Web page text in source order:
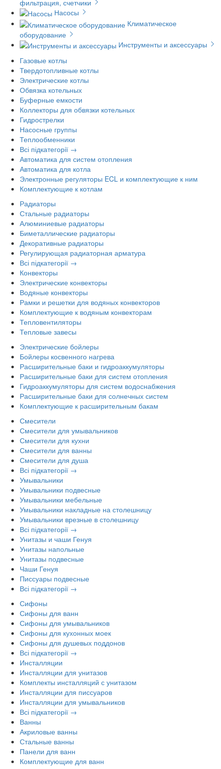
фильтрация, счетчики
Насосы
Климатическое
оборудование
Инструменты и аксессуары
Газовые котлы
Твердотопливные котлы
Электрические котлы
Обвязка котельных
Буферные емкости
Коллекторы для обвязки котельных
Гидрострелки
Насосные группы
Теплообменники
Всі підкатегорії →
Автоматика для систем отопления
Автоматика для котла
Электронные регуляторы ECL и комплектующие к ним
Комплектующие к котлам
Радиаторы
Стальные радиаторы
Алюминиевые радиаторы
Биметаллические радиаторы
Декоративные радиаторы
Регулирующая радиаторная арматура
Всі підкатегорії →
Конвекторы
Электрические конвекторы
Водяные конвекторы
Рамки и решетки для водяных конвекторов
Комплектующие к водяным конвекторам
Тепловентиляторы
Тепловые завесы
Электрические бойлеры
Бойлеры косвенного нагрева
Расширительные баки и гидроаккумуляторы
Расширительные баки для систем отопления
Гидроаккумуляторы для систем водоснабжения
Расширительные баки для солнечных систем
Комплектующие к расширительным бакам
Смесители
Смесители для умывальников
Смесители для кухни
Смесители для ванны
Смесители для душа
Всі підкатегорії →
Умывальники
Умывальники подвесные
Умывальники мебельные
Умывальники накладные на столешницу
Умывальники врезные в столешницу
Всі підкатегорії →
Унитазы и чаши Генуя
Унитазы напольные
Унитазы подвесные
Чаши Генуя
Писсуары подвесные
Всі підкатегорії →
Сифоны
Сифоны для ванн
Сифоны для умывальников
Сифоны для кухонных моек
Сифоны для душевых поддонов
Всі підкатегорії →
Инсталляции
Инсталляции для унитазов
Комплекты инсталляций с унитазом
Инсталляции для писсуаров
Инсталляции для умывальников
Всі підкатегорії →
Ванны
Акриловые ванны
Стальные ванны
Панели для ванн
Комплектующие для ванн